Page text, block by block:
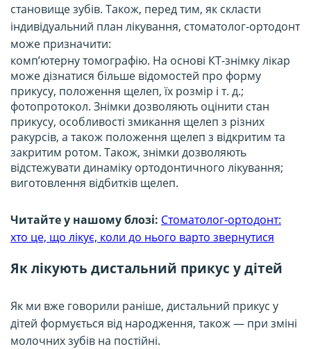
становище зубів. Також, перед тим, як скласти
індивідуальний план лікування, стоматолог-ортодонт
може призначити:
комп’ютерну томографію. На основі КТ-знімку лікар
може дізнатися більше відомостей про форму
прикусу, положення щелеп, їх розмір і т. д.;
фотопротокол. Знімки дозволяють оцінити стан
прикусу, особливості змикання щелеп з різних
ракурсів, а також положення щелеп з відкритим та
закритим ротом. Також, знімки дозволяють
відстежувати динаміку ортодонтичного лікування;
виготовлення відбитків щелеп.
Читайте у нашому блозі: Стоматолог-ортодонт:
хто це, що лікує, коли до нього варто звернутися
Як лікують дистальний прикус у дітей
Як ми вже говорили раніше, дистальний прикус у
дітей формується від народження, також — при зміні
молочних зубів на постійні.